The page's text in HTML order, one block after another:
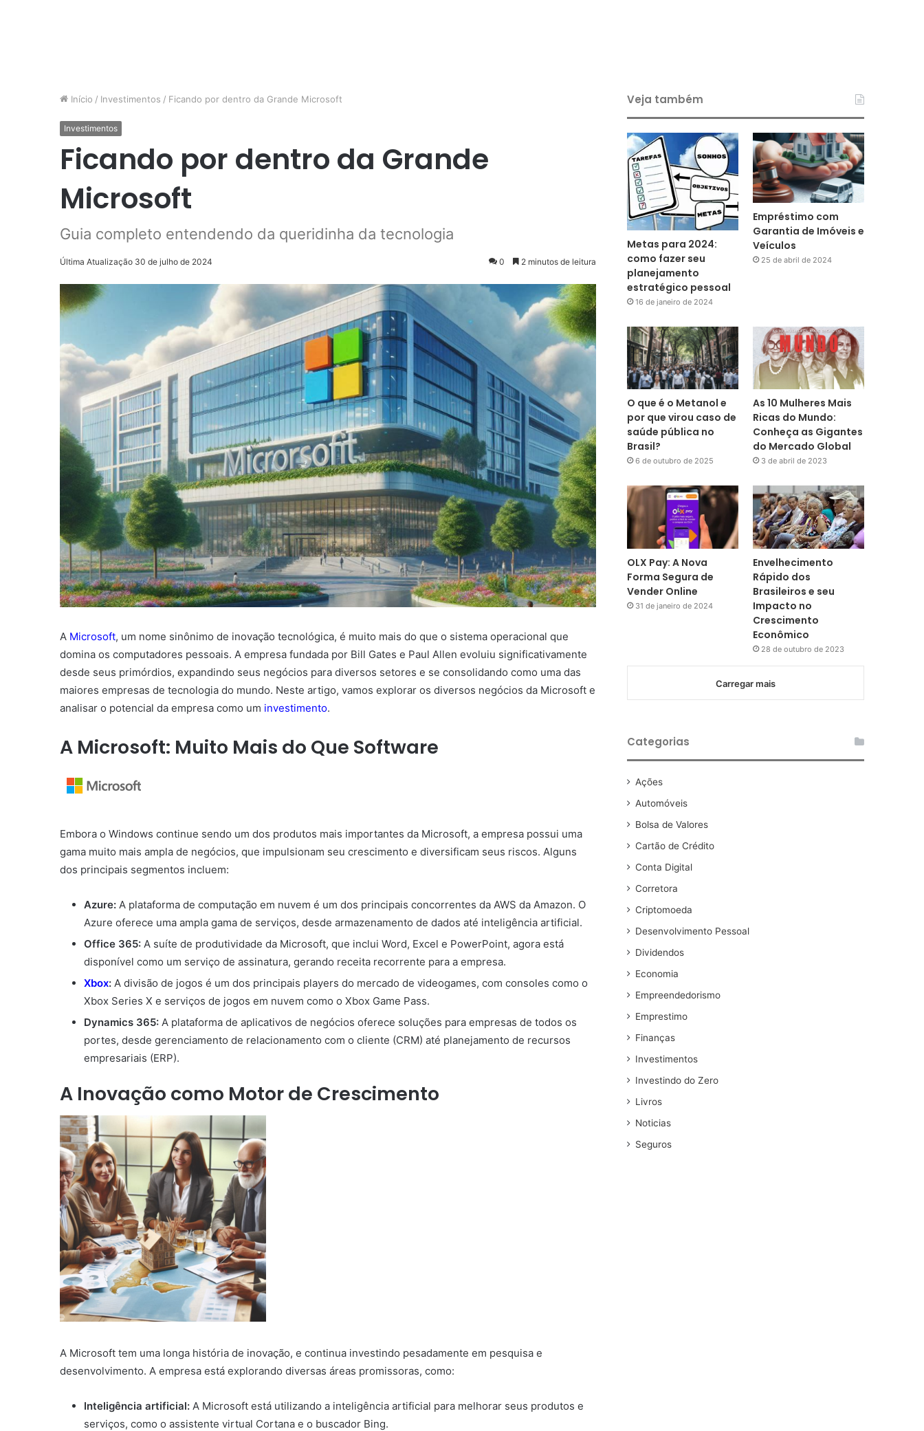
Início / Investimentos / Ficando por dentro da Grande Microsoft
Investimentos
Ficando por dentro da Grande
Microsoft
Guia completo entendendo da queridinha da tecnologia
Última Atualização 30 de julho de 2024 0 2 minutos de leitura
A Microsoft, um nome sinônimo de inovação tecnológica, é muito mais do que o sistema operacional que
domina os computadores pessoais. A empresa fundada por Bill Gates e Paul Allen evoluiu significativamente
desde seus primórdios, expandindo seus negócios para diversos setores e se consolidando como uma das
maiores empresas de tecnologia do mundo. Neste artigo, vamos explorar os diversos negócios da Microsoft e
analisar o potencial da empresa como um investimento.
A Microsoft: Muito Mais do Que Software
Embora o Windows continue sendo um dos produtos mais importantes da Microsoft, a empresa possui uma
gama muito mais ampla de negócios, que impulsionam seu crescimento e diversificam seus riscos. Alguns
dos principais segmentos incluem:
Azure: A plataforma de computação em nuvem é um dos principais concorrentes da AWS da Amazon. O
Azure oferece uma ampla gama de serviços, desde armazenamento de dados até inteligência artificial.
Office 365: A suíte de produtividade da Microsoft, que inclui Word, Excel e PowerPoint, agora está
disponível como um serviço de assinatura, gerando receita recorrente para a empresa.
Xbox: A divisão de jogos é um dos principais players do mercado de videogames, com consoles como o
Xbox Series X e serviços de jogos em nuvem como o Xbox Game Pass.
Dynamics 365: A plataforma de aplicativos de negócios oferece soluções para empresas de todos os
portes, desde gerenciamento de relacionamento com o cliente (CRM) até planejamento de recursos
empresariais (ERP).
A Inovação como Motor de Crescimento
A Microsoft tem uma longa história de inovação, e continua investindo pesadamente em pesquisa e
desenvolvimento. A empresa está explorando diversas áreas promissoras, como:
Inteligência artificial: A Microsoft está utilizando a inteligência artificial para melhorar seus produtos e
serviços, como o assistente virtual Cortana e o buscador Bing.
Veja também
Metas para 2024:
como fazer seu
planejamento
estratégico pessoal
16 de janeiro de 2024
Empréstimo com
Garantia de Imóveis e
Veículos
25 de abril de 2024
O que é o Metanol e
por que virou caso de
saúde pública no
Brasil?
6 de outubro de 2025
As 10 Mulheres Mais
Ricas do Mundo:
Conheça as Gigantes
do Mercado Global
3 de abril de 2023
OLX Pay: A Nova
Forma Segura de
Vender Online
31 de janeiro de 2024
Envelhecimento
Rápido dos
Brasileiros e seu
Impacto no
Crescimento
Econômico
28 de outubro de 2023
Carregar mais
Categorias
Ações
Automóveis
Bolsa de Valores
Cartão de Crédito
Conta Digital
Corretora
Criptomoeda
Desenvolvimento Pessoal
Dividendos
Economia
Empreendedorismo
Emprestimo
Finanças
Investimentos
Investindo do Zero
Livros
Noticias
Seguros